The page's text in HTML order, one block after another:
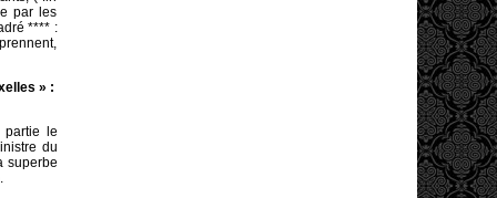
par les
**** :
» :
partie le
du
superbe